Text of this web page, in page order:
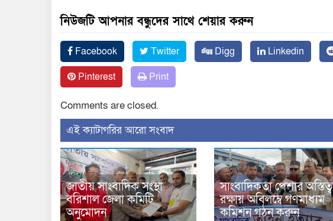
নিউজটি আপনার বন্ধুদের সাথে শেয়ার করুন
Facebook Twitter Digg Linkedin
Pinterest
Print
Comments are closed.
‍এই ক্যাটাগরির ‍আরো সংবাদ
জাতীয় সাংবাদিক সংস্থা
বরিশাল জেলা কমিটি
অনুমোদন
সাংবাদিকতা পেশার অস্তিত্ব
রক্ষায় অবিলম্বে গণমাধ্যম
কমিশন গঠন করুন